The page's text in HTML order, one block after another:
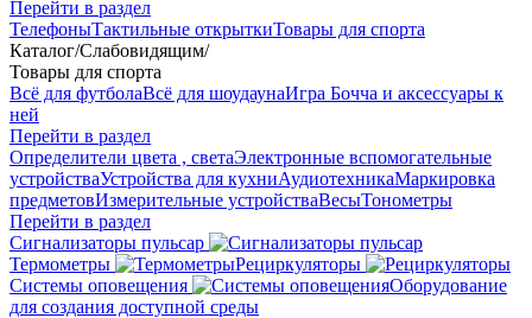
Перейти в раздел
ТелефоныТактильные открыткиТовары для спорта
Каталог/Слабовидящим/
Товары для спорта
Всё для футболаВсё для шоудаунаИгра Бочча и аксессуары к
ней
Перейти в раздел
Определители цвета , светаЭлектронные вспомогательные
устройстваУстройства для кухниАудиотехникаМаркировка
предметовИзмерительные устройстваВесыТонометры
Перейти в раздел
Сигнализаторы пульсар
Термометры
Рециркуляторы
Cистемы оповещения
Оборудование
для создания доступной среды